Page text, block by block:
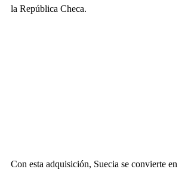
la República Checa.
Con esta adquisición, Suecia se convierte en